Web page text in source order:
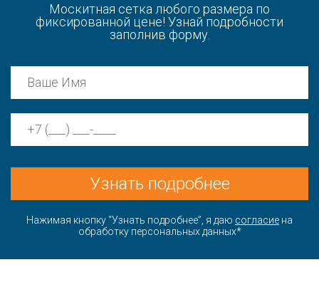
Москитная сетка любого размера по
фиксированной цене! Узнай подробности
заполнив форму.
Узнать подробнее
Нажимая кнопку “Узнать подробнее”, я даю согласие на
обработку персональных данных*